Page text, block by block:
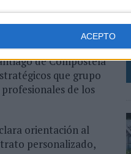
ACEPTO
miembro del
de SegurCaixa
en España.
de Compostela
que grupo
de los
orientación al
personalizado,